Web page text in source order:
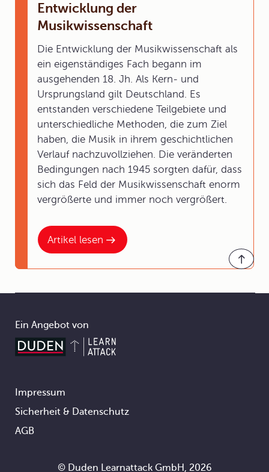
Artikel lesen
Entwicklung der
Musikwissenschaft
Die Entwicklung der Musikwissenschaft als
ein eigenständiges Fach begann im
ausgehenden 18. Jh. Als Kern- und
Ursprungsland gilt Deutschland. Es
entstanden verschiedene Teilgebiete und
unterschiedliche Methoden, die zum Ziel
haben, die Musik in ihrem geschichtlichen
Verlauf nachzuvollziehen. Die veränderten
Bedingungen nach 1945 sorgten dafür, dass
sich das Feld der Musikwissenschaft enorm
vergrößerte und immer noch vergrößert.
Ein Angebot von
Footer
Impressum
Sicherheit & Datenschutz
AGB
© Duden Learnattack GmbH, 2026